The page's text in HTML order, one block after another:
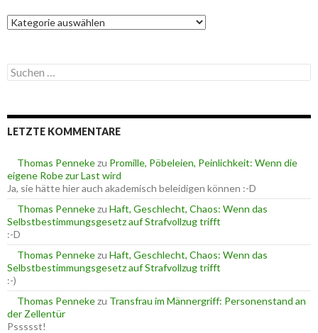
K
a
g
o
n
S
u
e
n
c
h
:
LETZTE KOMMENTARE
Thomas Pennekezu Promille, Pöbeleien, Peinlichkeit: Wenn die
eigene Robe zur Last wird
Ja, sie hätte hier auch akademisch beleidigen können :-D
Thomas Pennekezu Haft, Geschlecht, Chaos: Wenn das
Selbstbestimmungsgesetz auf Strafvollzug trifft
:-D
Thomas Pennekezu Haft, Geschlecht, Chaos: Wenn das
Selbstbestimmungsgesetz auf Strafvollzug trifft
:-)
Thomas Pennekezu Transfrau im Männergriff: Personenstand an
der Zellentür
Pssssst!